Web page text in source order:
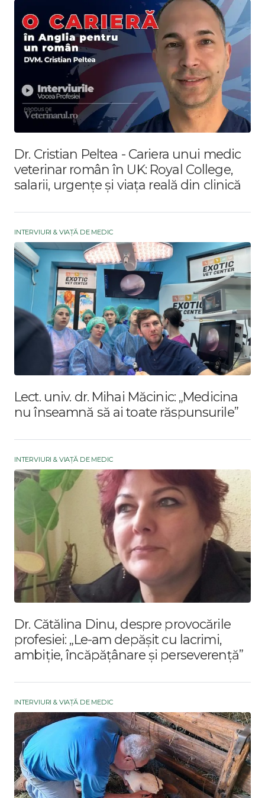
Dr. Cristian Peltea - Cariera unui medic
veterinar român în UK: Royal College,
salarii, urgențe și viața reală din clinică
INTERVIURI & VIAȚĂ DE MEDIC
Lect. univ. dr. Mihai Măcinic: „Medicina
nu înseamnă să ai toate răspunsurile”
INTERVIURI & VIAȚĂ DE MEDIC
Dr. Cătălina Dinu, despre provocările
profesiei: „Le-am depășit cu lacrimi,
ambiție, încăpățânare și perseverență”
INTERVIURI & VIAȚĂ DE MEDIC